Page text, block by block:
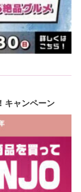
キャンペーン